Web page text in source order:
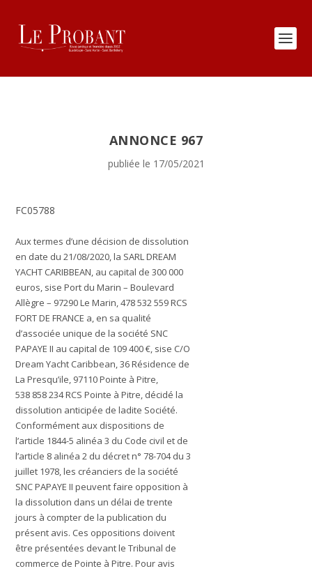
ANNONCE 967
publiée le 17/05/2021
FC05788
Aux termes d’une décision de dissolution
en date du 21/08/2020, la SARL DREAM
YACHT CARIBBEAN, au capital de 300 000
euros, sise Port du Marin – Boulevard
Allègre – 97290 Le Marin, 478 532 559 RCS
FORT DE FRANCE a, en sa qualité
d’associée unique de la société SNC
PAPAYE II au capital de 109 400 €, sise C/O
Dream Yacht Caribbean, 36 Résidence de
La Presqu’ile, 97110 Pointe à Pitre,
538 858 234 RCS Pointe à Pitre, décidé la
dissolution anticipée de ladite Société.
Conformément aux dispositions de
l’article 1844-5 alinéa 3 du Code civil et de
l’article 8 alinéa 2 du décret n° 78-704 du 3
juillet 1978, les créanciers de la société
SNC PAPAYE II peuvent faire opposition à
la dissolution dans un délai de trente
jours à compter de la publication du
présent avis. Ces oppositions doivent
être présentées devant le Tribunal de
commerce de Pointe à Pitre. Pour avis